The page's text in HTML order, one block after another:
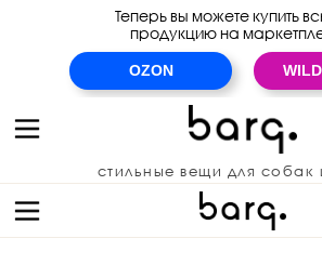
Теперь вы можете купить
продукцию на
OZON
стильные вещи для собак